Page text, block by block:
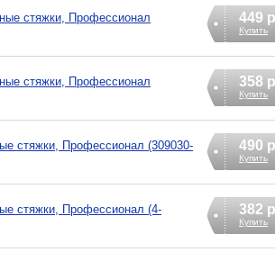
стяжки, Профессионал
449
Купить
стяжки, Профессионал
358
Купить
стяжки, Профессионал (309030-
490
Купить
стяжки, Профессионал (4-
382
Купить